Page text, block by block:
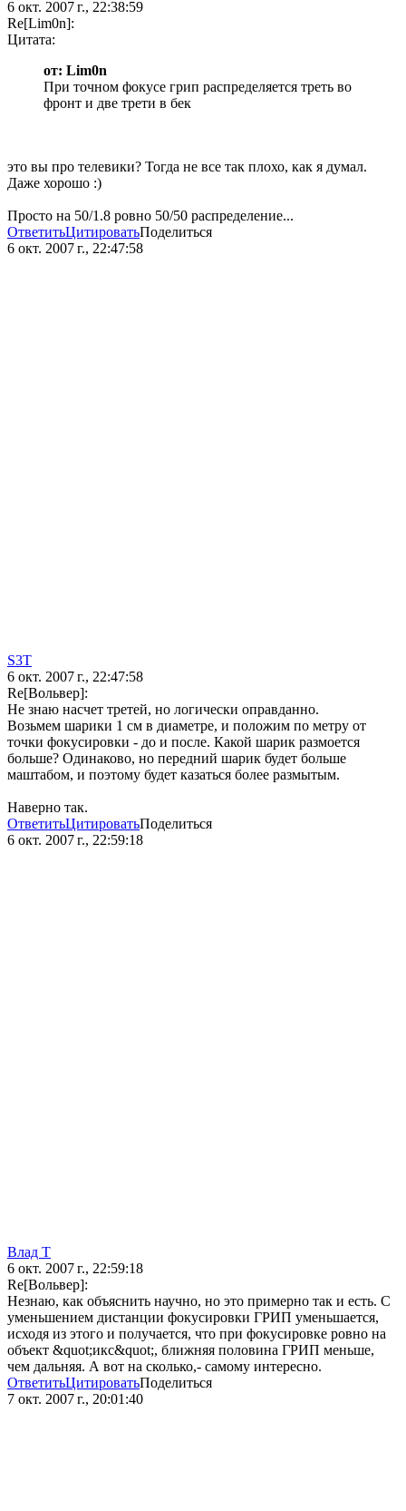
6 окт. 2007 г., 22:38:59
Re[Lim0n]:
Цитата:
от: Lim0n
При точном фокусе грип распределяется треть во
фронт и две трети в бек
это вы про телевики? Тогда не все так плохо, как я думал.
Даже хорошо :)
Просто на 50/1.8 ровно 50/50 распределение...
ОтветитьЦитироватьПоделиться
6 окт. 2007 г., 22:47:58
S3T
6 окт. 2007 г., 22:47:58
Re[Вольвер]:
Не знаю насчет третей, но логически оправданно.
Возьмем шарики 1 см в диаметре, и положим по метру от
точки фокусировки - до и после. Какой шарик размоется
больше? Одинаково, но передний шарик будет больше
маштабом, и поэтому будет казаться более размытым.
Наверно так.
ОтветитьЦитироватьПоделиться
6 окт. 2007 г., 22:59:18
Влад Т
6 окт. 2007 г., 22:59:18
Re[Вольвер]:
Незнаю, как объяснить научно, но это примерно так и есть. С
уменьшением дистанции фокусировки ГРИП уменьшается,
исходя из этого и получается, что при фокусировке ровно на
объект &quot;икс&quot;, ближняя половина ГРИП меньше,
чем дальняя. А вот на сколько,- самому интересно.
ОтветитьЦитироватьПоделиться
7 окт. 2007 г., 20:01:40